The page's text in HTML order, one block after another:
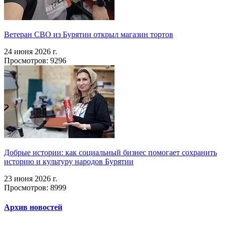
Ветеран СВО из Бурятии открыл магазин тортов
24 июня 2026 г.
Просмотров: 9296
Добрые истории: как социальный бизнес помогает сохранить
историю и культуру народов Бурятии
23 июня 2026 г.
Просмотров: 8999
Архив новостей